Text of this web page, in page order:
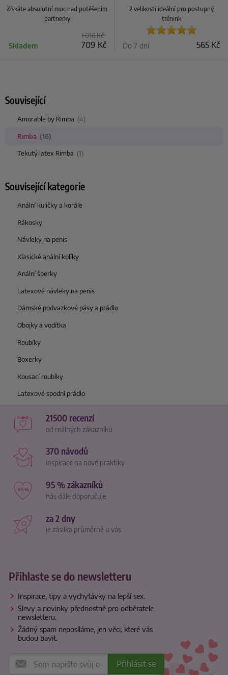
Získáte absolutní moc nad potěšením
partnerky
1 016Kč
709 Kč
Skladem
2 velikosti ideální pro postupný
trénink
565 Kč
Do 7 dní
Související
Amorable by Rimba (4)
Rimba (16)
Tekutý latex Rimba (1)
Související kategorie
Anální kuličky a korále
Rákosky
Návleky na penis
Klasické anální kolíky
Anální šperky
Latexové návleky na penis
Dámské podvazkové pásy a prádlo
Obojky a vodítka
Roubíky
Boxerky
Kousací roubíky
Latexové spodní prádlo
21500 recenzí
od reálných zákazníků
370 návodů
inspirace na nové praktiky
95 % zákazníků
nás dále doporučuje
za 2 dny
je zásilka průměrně u vás
Přihlaste se do newsletteru
Inspirace, tipy a vychytávky na lepší sex.
Slevy a novinky přednostně pro odběratele
newsletteru.
Žádný spam neposíláme, jen věci, které vás
budou bavit.